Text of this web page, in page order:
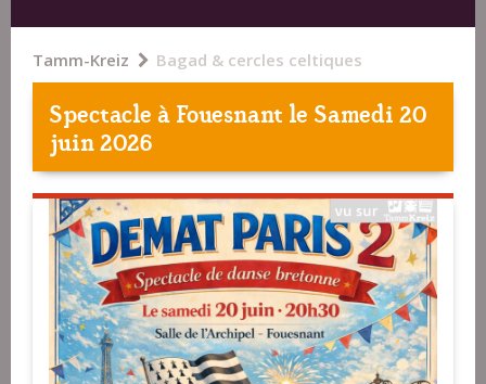
Tamm-Kreiz Bagad & cercles celtiques
Spectacle àFouesnant le Samedi 20
juin 2026